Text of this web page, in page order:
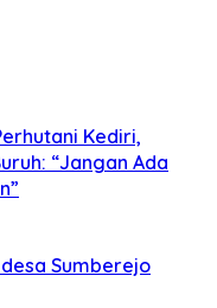
Kediri,
“Jangan Ada
desa Sumberejo